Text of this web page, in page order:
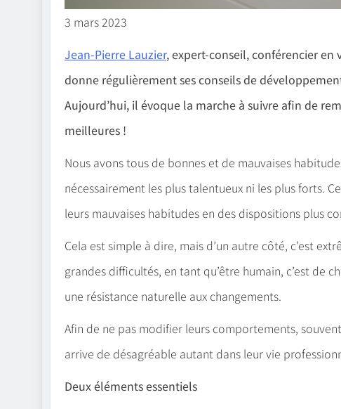
3 mars 2023
Jean-Pierre Lauzier, expert-conseil, conférencier
donne régulièrement ses conseils de
Aujourd’hui, il évoque la marche à suivre afin de
meilleures !
Nous avons tous de bonnes et de mauvaises
nécessairement les plus talentueux ni les plus forts.
leurs mauvaises habitudes en des dispositions plus
Cela est simple à dire, mais d’un autre côté, c’est
grandes difficultés, en tant qu’être humain, c’est de
une résistance naturelle aux changements.
Afin de ne pas modifier leurs comportements,
arrive de désagréable autant dans leur vie
Deux éléments essentiels